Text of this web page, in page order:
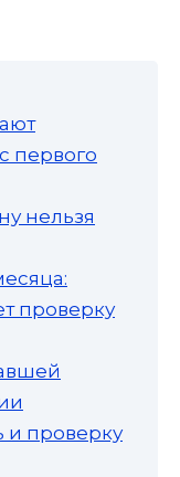
первого
нельзя
проверку
и проверку